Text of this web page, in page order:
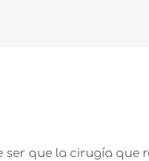
ser que la cirugía que